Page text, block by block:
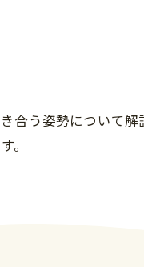
合う姿勢について
。